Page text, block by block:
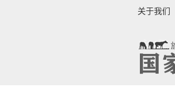
关于我们